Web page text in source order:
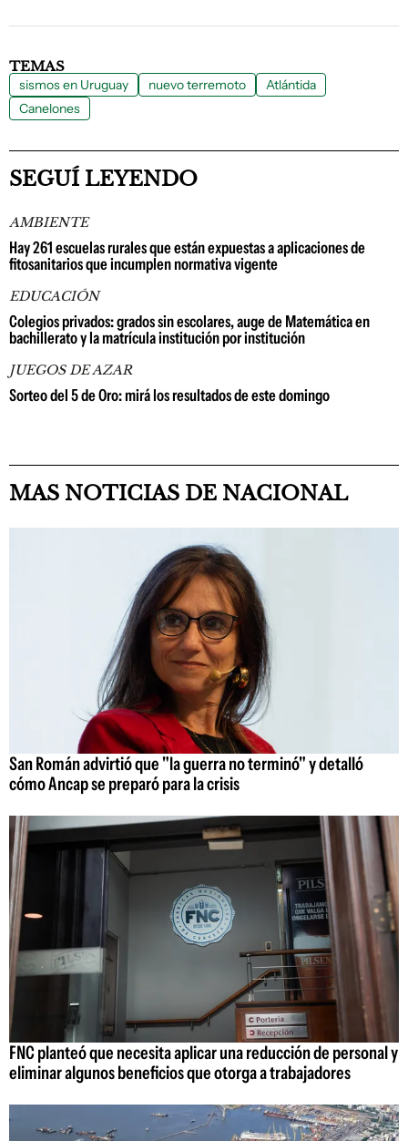
TEMAS
sismos en Uruguay nuevo terremoto
Atlántida
Canelones
SEGUÍ LEYENDO
AMBIENTE
Hay 261 escuelas rurales que están expuestas a aplicaciones de
fitosanitarios que incumplen normativa vigente
EDUCACIÓN
Colegios privados: grados sin escolares, auge de Matemática en
bachillerato y la matrícula institución por institución
JUEGOS DE AZAR
Sorteo del 5 de Oro: mirá los resultados de este domingo
MAS NOTICIAS DE NACIONAL
San Román advirtió que "la guerra no terminó" y detalló
cómo Ancap se preparó para la crisis
FNC planteó que necesita aplicar una reducción de personal y
eliminar algunos beneficios que otorga a trabajadores